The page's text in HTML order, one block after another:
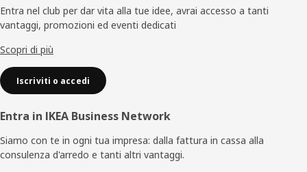
di
pagina
Entra nel club per dar vita alla tue idee, avrai accesso a tanti
vantaggi, promozioni ed eventi dedicati
Scopri di più
Iscriviti o accedi
Entra in IKEA Business Network
Siamo con te in ogni tua impresa: dalla fattura in cassa alla
consulenza d'arredo e tanti altri vantaggi.